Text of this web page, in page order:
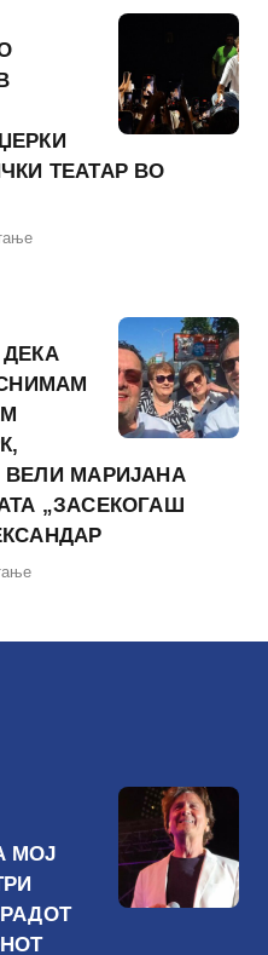
ТЕАТАР ВО
МАРИЈАНА
„ЗАСЕКОГАШ
МОЈ